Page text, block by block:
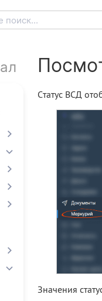
поиск...
Статус ВСД
Значения